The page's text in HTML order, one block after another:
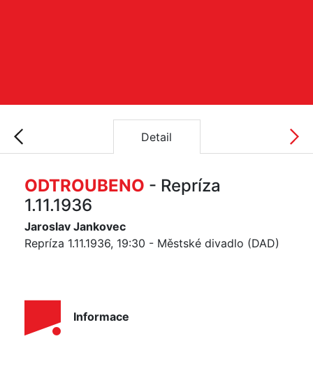
Detail
ODTROUBENO - Repríza
1.11.1936
Jaroslav Jankovec
Repríza 1.11.1936, 19:30 - Městské divadlo (DAD)
Informace